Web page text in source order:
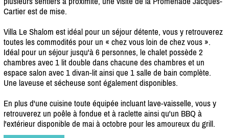
Cartier est de mise.
Villa Le Shalom est idéal pour un séjour détente, vous y retrouverez
toutes les commodités pour un « chez vous loin de chez vous ».
Idéal pour un séjour jusqu'à 6 personnes, le chalet possède 2
chambres avec 1 lit double dans chacune des chambres et un
espace salon avec 1 divan-lit ainsi que 1 salle de bain complète.
Une laveuse et sécheuse sont également disponibles.
En plus d'une cuisine toute équipée incluant lave-vaisselle, vous y
retrouverez un poêle à fondue et à raclette ainsi qu'un BBQ à
l'extérieur disponible de mai à octobre pour les amoureux du grill.